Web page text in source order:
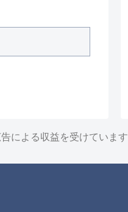
による収益を受けています